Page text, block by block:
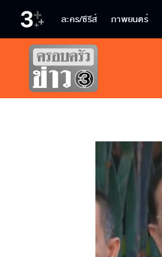
ละคร/ซีรีส์ ภาพยนตร์